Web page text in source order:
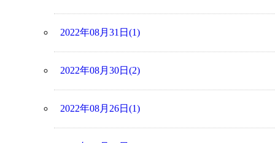
2022年08月31日(1)
2022年08月30日(2)
2022年08月26日(1)